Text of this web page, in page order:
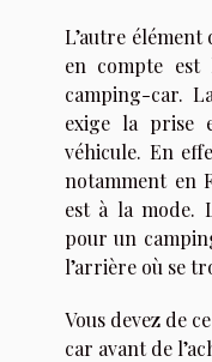
L’autre
en compte est
camping-car.
exige la prise
véhicule. En
notamment en
est à la mode.
pour un
l’arrière où se
Vous devez de
car avant de